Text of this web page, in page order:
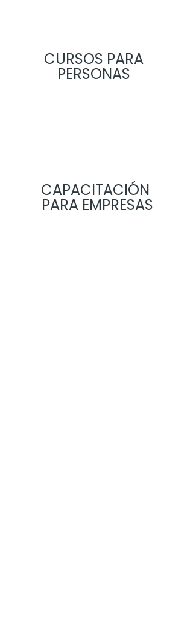
CURSOS PARA
PERSONAS
CAPACITACIÓN
PARA EMPRESAS